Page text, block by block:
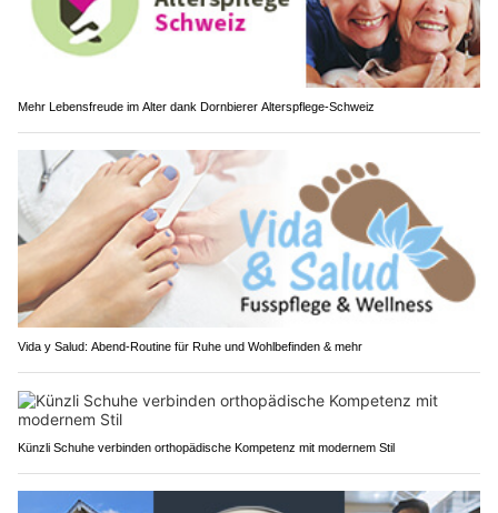
Mehr Lebensfreude im Alter dank Dornbierer Alterspflege-Schweiz
Vida y Salud: Abend-Routine für Ruhe und Wohlbefinden & mehr
Künzli Schuhe verbinden orthopädische Kompetenz mit modernem Stil